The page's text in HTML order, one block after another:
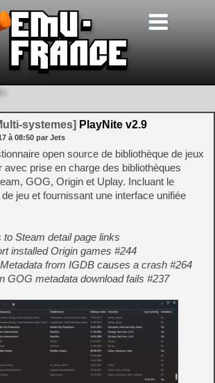
systemes] PlayNite v2.9
à 08:50 par Jets
open source de bibliothèque de jeux
avec prise en charge des bibliothèques
GOG, Origin et Uplay. Incluant le
de jeu et fournissant une interface unifiée
Steam detail page links
installed Origin games #244
from IGDB causes a crash #264
GOG metadata download fails #237